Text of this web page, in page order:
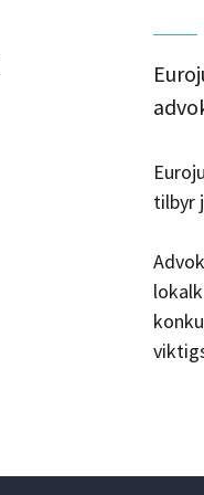
tilbyr